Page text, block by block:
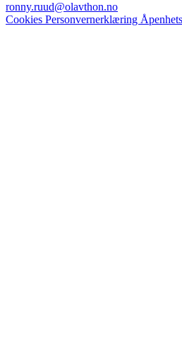
ronny.ruud@olavthon.no
Cookies Personvernerklæring